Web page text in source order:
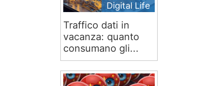
Digital Life
Traffico dati in
vacanza: quanto
consumano gli...